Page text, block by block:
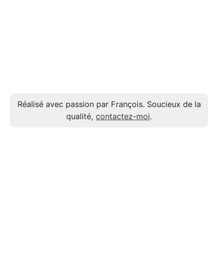
Réalisé avec passion par François. Soucieux de la
qualité, contactez-moi.